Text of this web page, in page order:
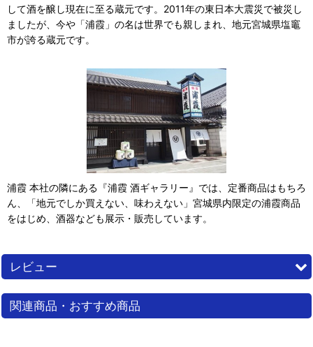
して酒を醸し現在に至る蔵元です。2011年の東日本大震災で被災し
ましたが、今や「浦霞」の名は世界でも親しまれ、地元宮城県塩竈
市が誇る蔵元です。
浦霞 本社の隣にある『浦霞 酒ギャラリー』では、定番商品はもちろ
ん、「地元でしか買えない、味わえない」宮城県内限定の浦霞商品
をはじめ、酒器なども展示・販売しています。
レビュー
0件のレビュー
関連商品・おすすめ商品